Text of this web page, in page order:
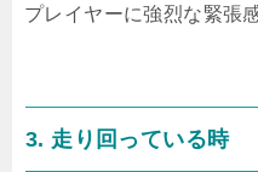
プレイヤーに強烈な緊張
3. 走り回っている時